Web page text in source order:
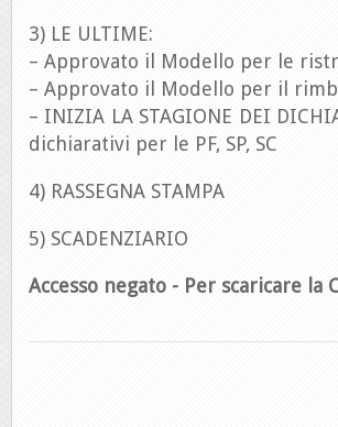
3) LE ULTIME:
– Approvato il Modello per le
– Approvato il Modello per il
– INIZIA LA STAGIONE DEI
dichiarativi per le PF, SP, SC
4) RASSEGNA STAMPA
5) SCADENZIARIO
Accesso negato - Per scaricare la